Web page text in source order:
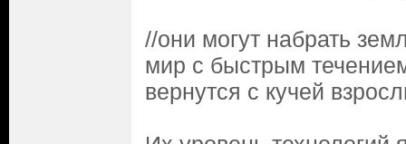
//они могут набрать
мир с быстрым
вернутся с кучей